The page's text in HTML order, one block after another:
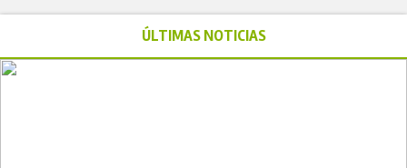
ÚLTIMAS NOTICIAS